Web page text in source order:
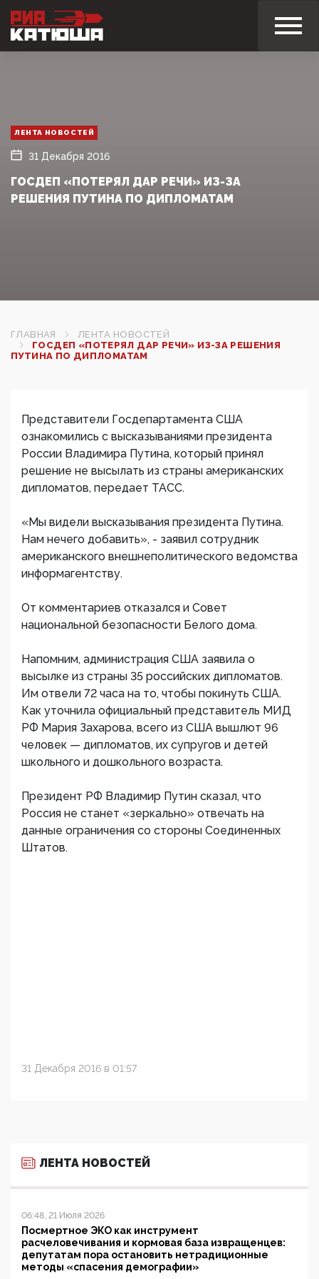
ЛЕНТА НОВОСТЕЙ
31 Декабря 2016
ГОСДЕП «ПОТЕРЯЛ ДАР РЕЧИ» ИЗ-ЗА
РЕШЕНИЯ ПУТИНА ПО ДИПЛОМАТАМ
ГЛАВНАЯ
ЛЕНТА НОВОСТЕЙ
ГОСДЕП «ПОТЕРЯЛ ДАР РЕЧИ» ИЗ-ЗА РЕШЕНИЯ
ПУТИНА ПО ДИПЛОМАТАМ
Представители Госдепартамента США
ознакомились с высказываниями президента
России Владимира Путина, который принял
решение не высылать из страны американских
дипломатов, передает ТАСС.
«Мы видели высказывания президента Путина.
Нам нечего добавить», - заявил сотрудник
американского внешнеполитического ведомства
информагентству.
От комментариев отказался и Совет
национальной безопасности Белого дома.
Напомним, администрация США заявила о
высылке из страны 35 российских дипломатов.
Им отвели 72 часа на то, чтобы покинуть США.
Как уточнила официальный представитель МИД
РФ Мария Захарова, всего из США вышлют 96
человек — дипломатов, их супругов и детей
школьного и дошкольного возраста.
Президент РФ Владимир Путин сказал, что
Россия не станет «зеркально» отвечать на
данные ограничения со стороны Соединенных
Штатов.
31 Декабря 2016 в 01:57
ЛЕНТА НОВОСТЕЙ
06:48, 21 Июля 2026
Посмертное ЭКО как инструмент
расчеловечивания и кормовая база извращенцев:
депутатам пора остановить нетрадиционные
методы «спасения демографии»